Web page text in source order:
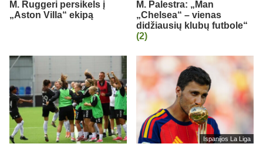
M. Ruggeri persikels į
„Aston Villa“ ekipą
M. Palestra: „Man
„Chelsea“ – vienas
didžiausių klubų futbole“
(2)
Ispanijos La Liga